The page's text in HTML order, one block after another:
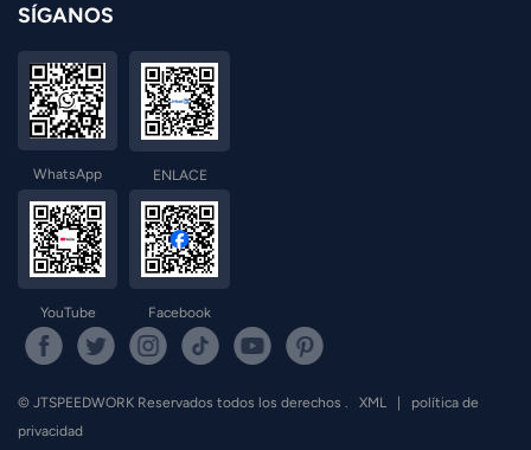
SÍGANOS
WhatsApp ENLACE
YouTube Facebook
© JTSPEEDWORK Reservados todos los derechos . XML
política de
privacidad